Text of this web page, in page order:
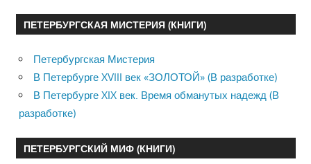
ПЕТЕРБУРГСКАЯ МИСТЕРИЯ (КНИГИ)
Петербургская Мистерия
В Петербурге XVIII век «ЗОЛОТОЙ» (В разработке)
В Петербурге XIX век. Время обманутых надежд (В
разработке)
ПЕТЕРБУРГСКИЙ МИФ (КНИГИ)